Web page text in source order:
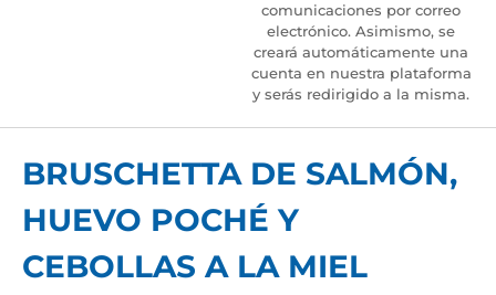
comunicaciones por correo
electrónico. Asimismo, se
creará automáticamente una
cuenta en nuestra plataforma
y serás redirigido a la misma.
BRUSCHETTA DE SALMÓN,
HUEVO POCHÉ Y
CEBOLLAS A LA MIEL